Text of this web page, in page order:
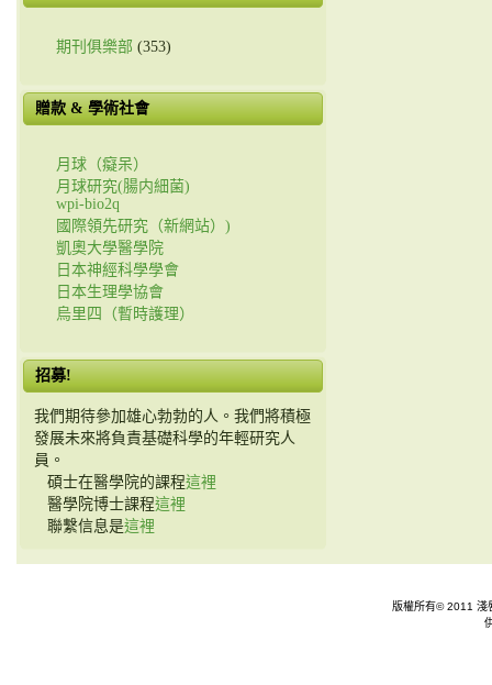
新
期刊俱樂部 (353)
贈款 & 學術社會
月球（癡呆）
月球研究(腸内細菌)
wpi-bio2q
國際領先研究（新網站）)
凱奧大學醫學院
日本神經科學學會
日本生理學協會
烏里四（暫時護理）
招募!
我們期待參加雄心勃勃的人。我們將積極
發展未來將負責基礎科學的年輕研究人
員。
碩士在醫學院的課程這裡
醫學院博士課程這裡
聯繫信息是這裡
版權所有© 2011 淺